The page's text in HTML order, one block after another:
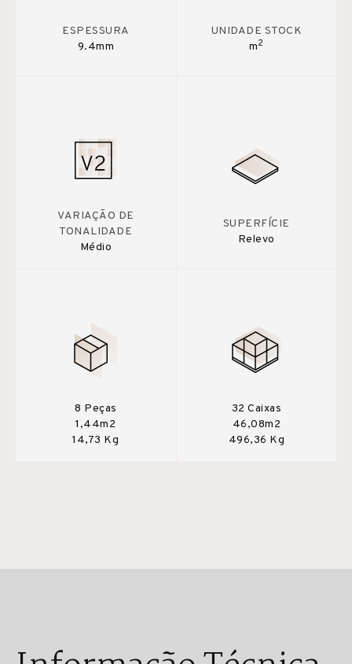
ESPESSURA
9.4mm
UNIDADE STOCK
m2
VARIAÇÃO DE
TONALIDADE
Médio
SUPERFÍCIE
Relevo
8 Peças
1,44m2
14,73 Kg
32 Caixas
46,08m2
496,36 Kg